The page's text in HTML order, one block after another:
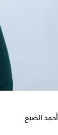
أحمد الضبع